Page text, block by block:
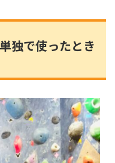
独で使ったとき